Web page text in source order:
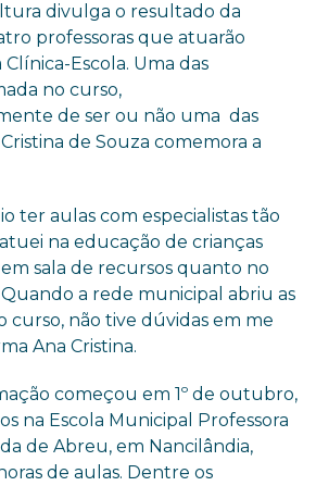
divulga o resultado da
professoras que atuarão
Escola. Uma das
no curso,
de ser ou não uma das
de Souza comemora a
ter aulas com especialistas tão
na educação de crianças
sala de recursos quanto no
a rede municipal abriu as
curso, não tive dúvidas em me
Ana Cristina.
começou em 1º de outubro,
na Escola Municipal Professora
de Abreu, em Nancilândia,
de aulas. Dentre os